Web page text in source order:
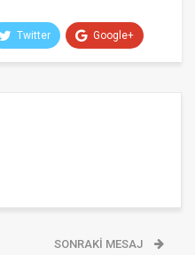
Twitter Google+
SONRAKI MESAJ